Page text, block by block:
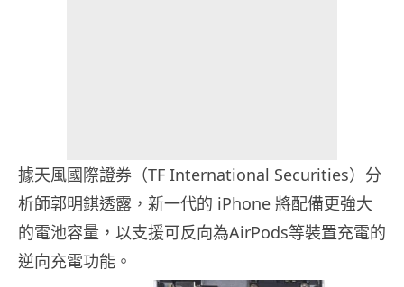
據天風國際證券（TF International Securities）分
析師郭明錤透露，新一代的 iPhone 將配備更強大
的電池容量，以支援可反向為AirPods等裝置充電的
逆向充電功能。